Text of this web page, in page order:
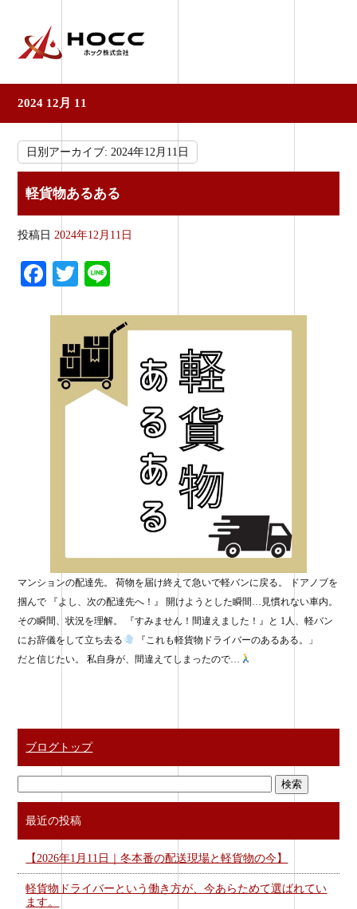
2024 12月 11
日別アーカイブ:2024年12月11日
軽貨物あるある
投稿日 2024年12月11日
Fa
bo
ok
T
tte
r
マンションの配達先。 荷物を届け終えて急いで軽バンに戻る。 ドアノブを
掴んで 『よし、次の配達先へ！』 開けようとした瞬間…見慣れない車内。
その瞬間、状況を理解。 『すみません！間違えました！』と 1人、軽バン
にお辞儀をして立ち去る
『これも軽貨物ドライバーのあるある。」
だと信じたい。 私自身が、間違えてしまったので…
ブログトップ
最近の投稿
【2026年1月11日｜冬本番の配送現場と軽貨物の今】
軽貨物ドライバーという働き方が、今あらためて選ばれてい
ます。